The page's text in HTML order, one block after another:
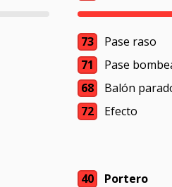
73
Pase raso
71
Pase
68
Balón
72
Efecto
40 Portero